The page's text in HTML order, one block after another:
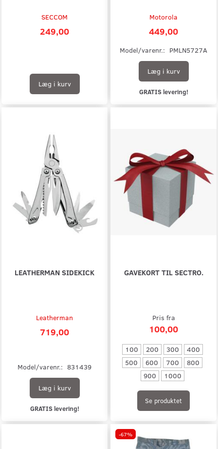
SECCOM
249,00
Læg i kurv
Motorola
449,00
Model/varenr.: PMLN5727A
Læg i kurv
GRATIS levering!
LEATHERMAN SIDEKICK
Leatherman
719,00
Model/varenr.: 831439
Læg i kurv
GRATIS levering!
GAVEKORT TIL SECTRO.
Pris fra
100,00
100 200 300
400
500
600 700
800
900
1000
Se produktet
-67%